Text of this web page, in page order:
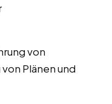
von
Plänen und